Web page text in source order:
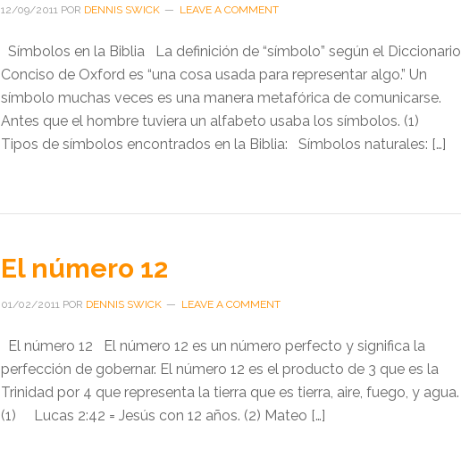
12/09/2011 POR DENNIS SWICK LEAVE A COMMENT
Símbolos en la Biblia La definición de “símbolo” según el Diccionario
Conciso de Oxford es “una cosa usada para representar algo.” Un
símbolo muchas veces es una manera metafórica de comunicarse.
Antes que el hombre tuviera un alfabeto usaba los símbolos. (1)
Tipos de símbolos encontrados en la Biblia: Símbolos naturales: […]
El número 12
01/02/2011 POR DENNIS SWICK LEAVE A COMMENT
El número 12 El número 12 es un número perfecto y significa la
perfección de gobernar. El número 12 es el producto de 3 que es la
Trinidad por 4 que representa la tierra que es tierra, aire, fuego, y agua.
(1) Lucas 2:42 = Jesús con 12 años. (2) Mateo […]